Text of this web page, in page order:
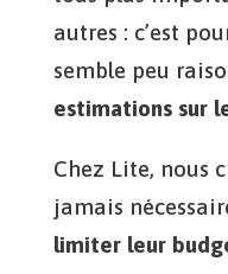
autres : c’est
semble peu
estimations sur
Chez Lite, nous
jamais
limiter leur